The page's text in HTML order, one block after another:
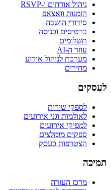
ניהול אורחים ו-RSVP
הזמנות וואצאפ
סידורי הושבה
כרטיסים וכניסה
תשלומים
עוזר ה-AI
מערכת לניהול אירוע
מחירים
לעסקים
לספקי שירות
לאולמות וגני אירועים
למפיקי אירועים
ספקים מומלצים
הצטרפות כעסק
תמיכה
מרכז העזרה